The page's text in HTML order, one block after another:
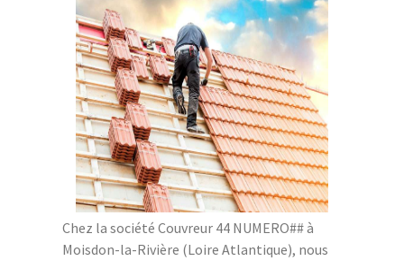
Chez la société Couvreur 44 NUMERO## à
Moisdon-la-Rivière (Loire Atlantique), nous